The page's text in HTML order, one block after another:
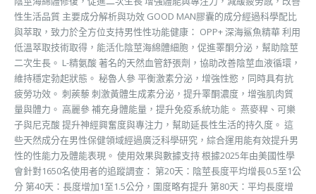
性生活品質 主要成分解析與功效 GOOD MAN膠囊的成分經過科學配比
與萃取，致力於全方位支持男性性功能健康： OPP+ 深海鯊魚精華 利用
低溫萃取技術取得，能活化陰莖海綿體細胞，促進睪酮分泌，幫助陰莖
二次生長。 L-精氨酸 著名的天然血管舒張劑，協助改善陰莖血液循環，
維持穩定勃起狀態。 秘魯人參 平衡激素分泌，增強性慾，同時具有抗
疲勞功效。 刺蒺藜 刺激黃體生成素分泌，提升睪酮濃度，增強肌肉質
量與體力。 高麗參 補充身體能量，提升免疫系統功能。 燕麥稈、可樂
子與尼克酸 提升神經興奮度與專注力，幫助延長性生活的持久度。 這
些天然成分在男性保健領域經過廣泛科學研究，綜合運用能有效提升男
性的性能力及體能表現。 使用效果與數據支持 根據2025年由美國性學
會針對1650名使用者的追蹤調查： 第20天：陰莖長度平均增長0.5至1公
分 第40天：長度增加1至1.5公分，圍度略有提升 第80天：平均長度增